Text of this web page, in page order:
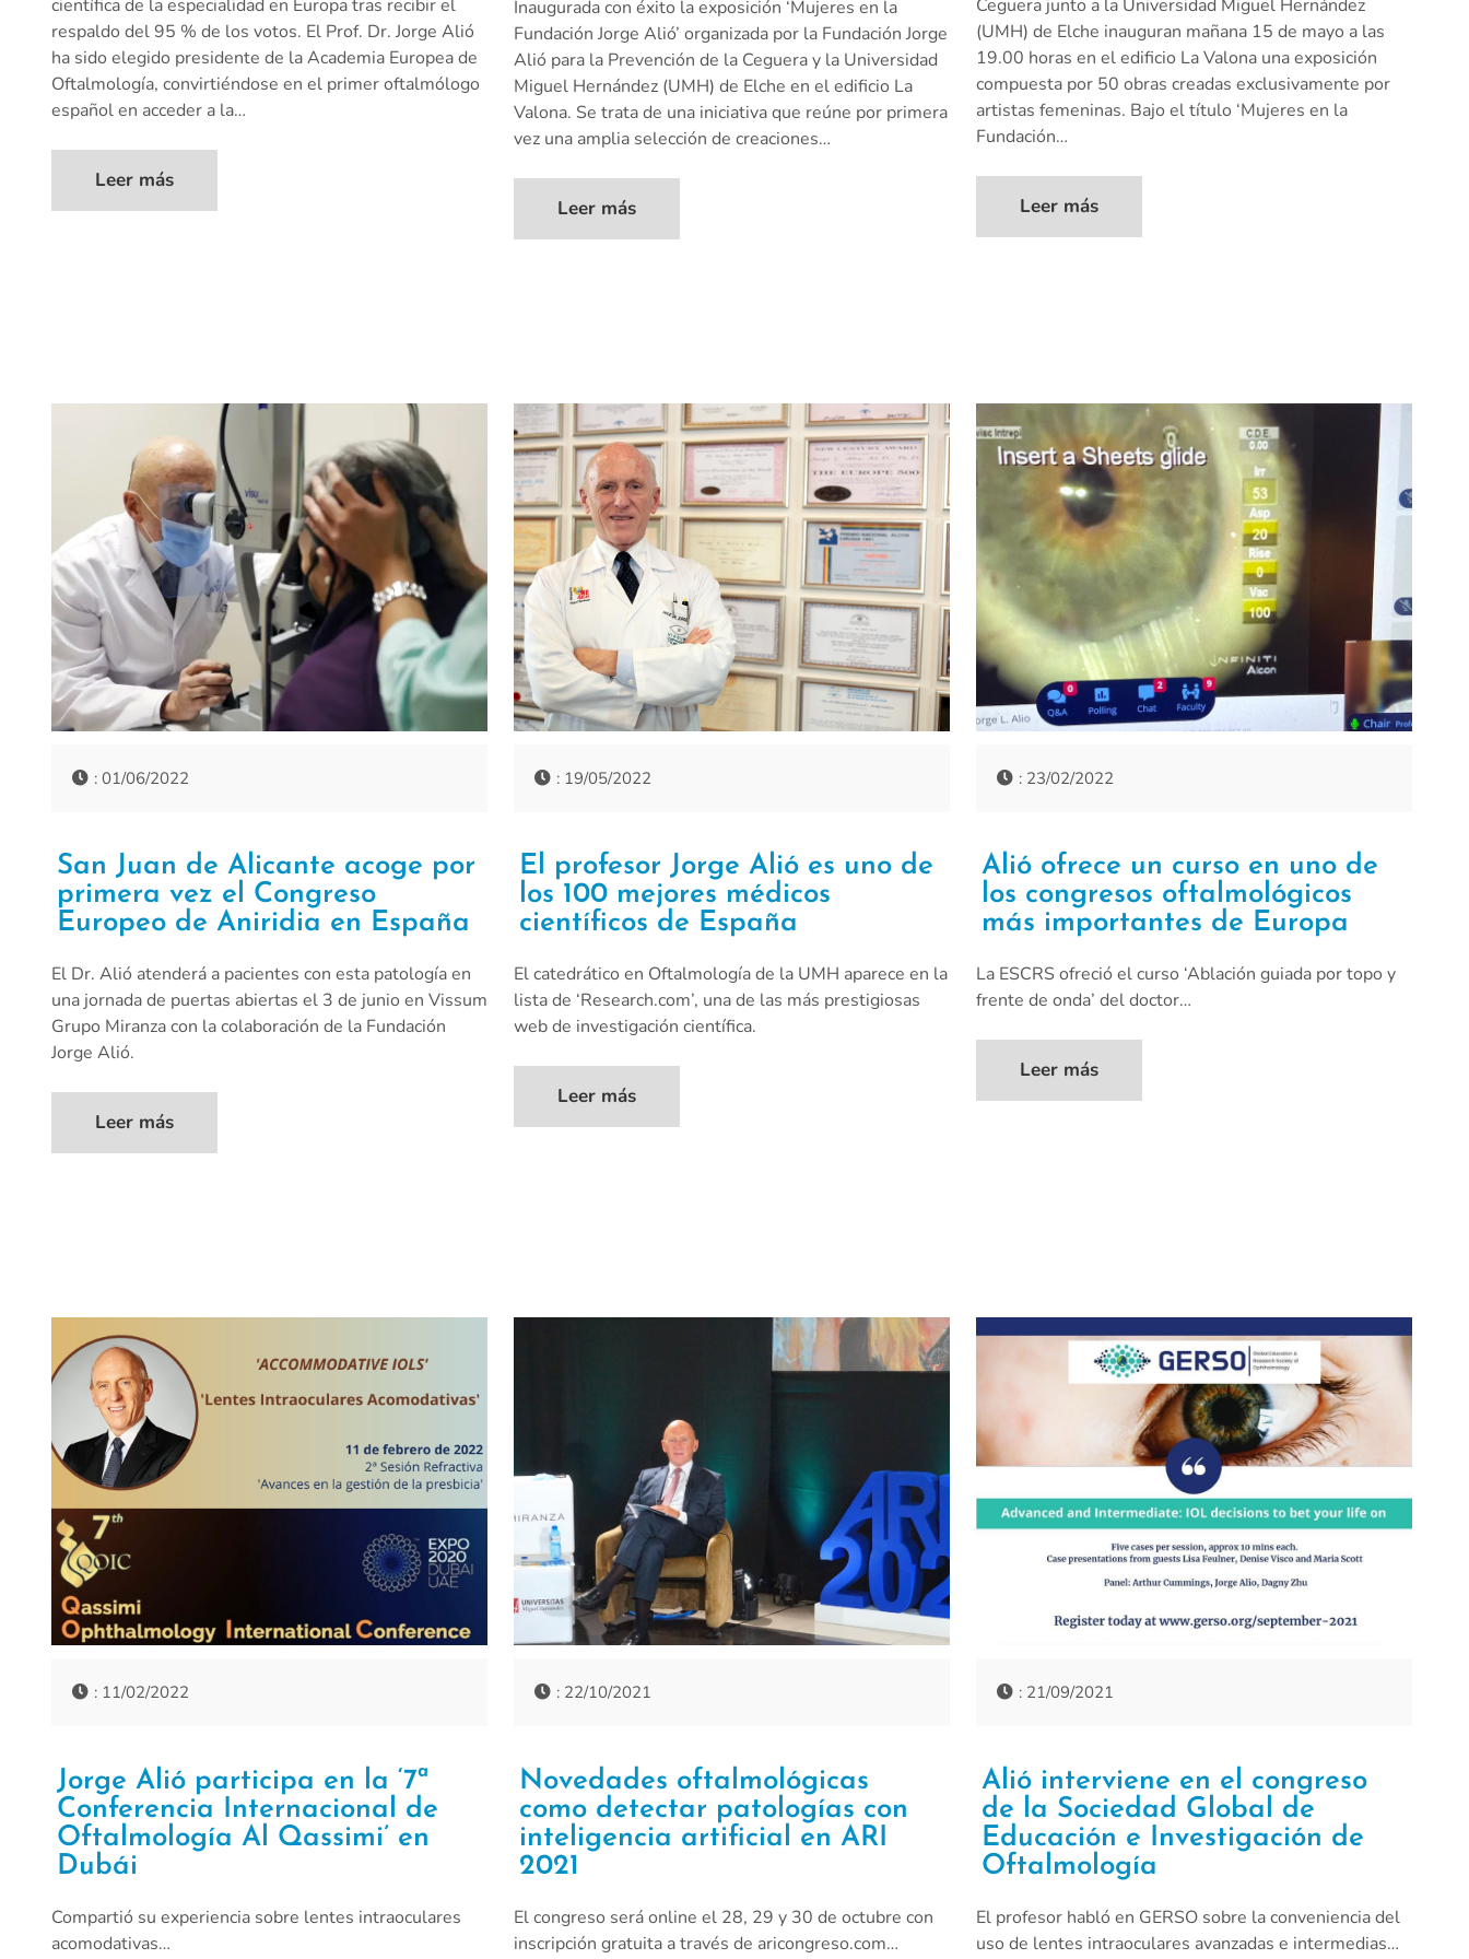
científica de la especialidad en Europa tras recibir el
respaldo del 95 % de los votos. El Prof. Dr. Jorge Alió
ha sido elegido presidente de la Academia Europea de
Oftalmología, convirtiéndose en el primer oftalmólogo
español en acceder a la…
Leer más
Inaugurada con éxito la exposición ‘Mujeres en la
Fundación Jorge Alió’ organizada por la Fundación Jorge
Alió para la Prevención de la Ceguera y la Universidad
Miguel Hernández (UMH) de Elche en el edificio La
Valona. Se trata de una iniciativa que reúne por primera
vez una amplia selección de creaciones…
Leer más
Ceguera junto a la Universidad Miguel Hernández
(UMH) de Elche inauguran mañana 15 de mayo a las
19.00 horas en el edificio La Valona una exposición
compuesta por 50 obras creadas exclusivamente por
artistas femeninas. Bajo el título ‘Mujeres en la
Fundación…
Leer más
: 01/06/2022
San Juan de Alicante acoge por
primera vez el Congreso
Europeo de Aniridia en España
El Dr. Alió atenderá a pacientes con esta patología en
una jornada de puertas abiertas el 3 de junio en Vissum
Grupo Miranza con la colaboración de la Fundación
Jorge Alió.
Leer más
: 19/05/2022
El profesor Jorge Alió es uno de
los 100 mejores médicos
científicos de España
El catedrático en Oftalmología de la UMH aparece en la
lista de ‘Research.com’, una de las más prestigiosas
web de investigación científica.
Leer más
: 23/02/2022
Alió ofrece un curso en uno de
los congresos oftalmológicos
más importantes de Europa
La ESCRS ofreció el curso ‘Ablación guiada por topo y
frente de onda’ del doctor…
Leer más
: 11/02/2022
Jorge Alió participa en la ‘7ª
Conferencia Internacional de
Oftalmología Al Qassimi’ en
Dubái
Compartió su experiencia sobre lentes intraoculares
acomodativas…
: 22/10/2021
Novedades oftalmológicas
como detectar patologías con
inteligencia artificial en ARI
2021
El congreso será online el 28, 29 y 30 de octubre con
inscripción gratuita a través de aricongreso.com…
: 21/09/2021
Alió interviene en el congreso
de la Sociedad Global de
Educación e Investigación de
Oftalmología
El profesor habló en GERSO sobre la conveniencia del
uso de lentes intraoculares avanzadas e intermedias…